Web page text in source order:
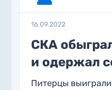
16.09.2022
СКА
и одержал
Питерцы